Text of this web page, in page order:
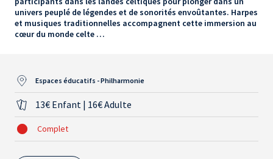
univers peuplé de légendes et de sonorités envoûtantes. Harpes
et musiques traditionnelles accompagnent cette immersion au
cœur du monde celte …
Espaces éducatifs - Philharmonie
13€ Enfant | 16€ Adulte
Complet